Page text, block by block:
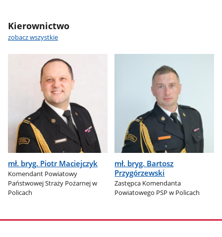
Kierownictwo
zobacz wszystkie
mł. bryg. Piotr Maciejczyk
Komendant Powiatowy
Państwowej Straży Pożarnej w
Policach
mł. bryg. Bartosz
Przygórzewski
Zastępca Komendanta
Powiatowego PSP w Policach